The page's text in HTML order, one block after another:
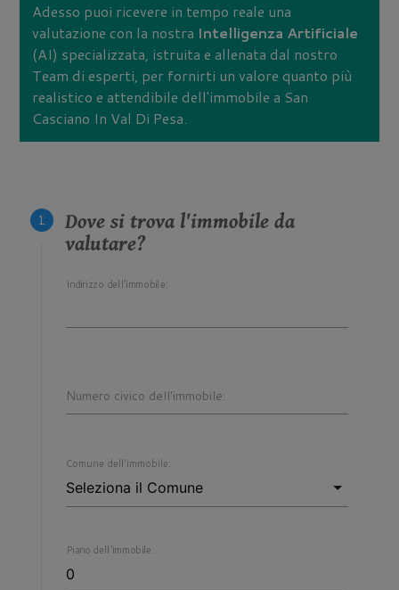
Adesso puoi ricevere in tempo reale una
valutazione con la nostra Intelligenza Artificiale
(AI) specializzata, istruita e allenata dal nostro
Team di esperti, per fornirti un valore quanto più
realistico e attendibile dell'immobile a San
Casciano In Val Di Pesa.
Dove si trova l'immobile da
valutare?
Indirizzo dell'immobile:
Numero civico dell'immobile:
Comune dell'immobile:
Piano dell'immobile: